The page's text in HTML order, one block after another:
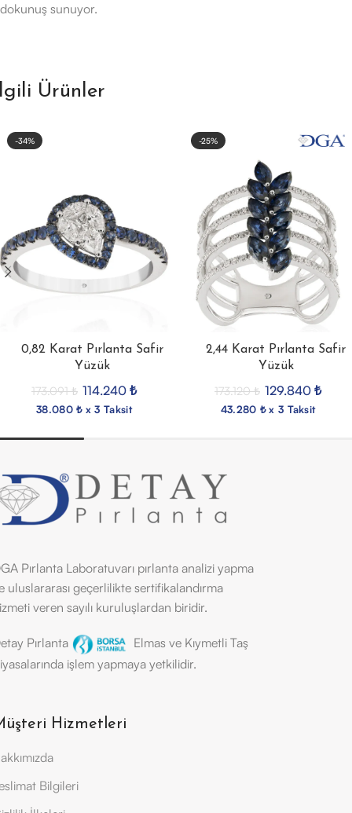
dokunuş sunuyor.
Ürünler
-34%
0,82 Karat Pırlanta Safir
Yüzük
173.091₺ 114.240 ₺
38.080 ₺ x 3 Taksit
-25%
2,44 Karat Pırlanta Safir
Yüzük
173.120₺ 129.840 ₺
43.280 ₺ x 3 Taksit
Pırlanta Laboratuvarı pırlanta analizi yapma
uluslararası geçerlilikte sertifikalandırma
veren sayılı kuruluşlardan biridir.
Pırlanta
Elmas ve Kıymetli Taş
işlem yapmaya yetkilidir.
Hizmetleri
Bilgileri